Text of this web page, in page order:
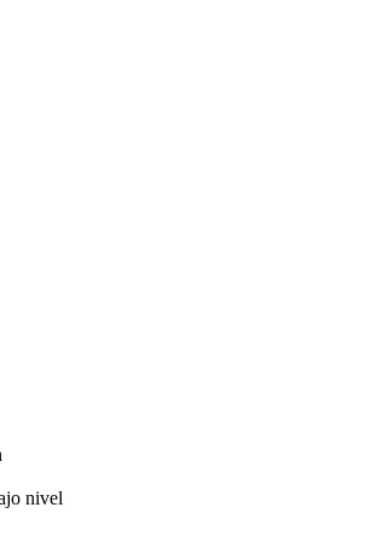
nivel